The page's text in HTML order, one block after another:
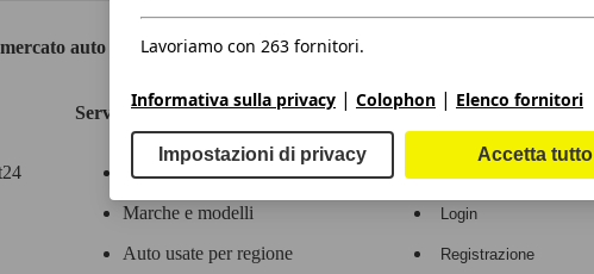
auto europeo.
Servizi
Contatti
Marche e modelli
Auto usate per regione
Area rivenditori
Login
Registrazione
Lavoriamo con 263 fornitori.
Informativa sulla privacy | Colophon | Elenco fornitori
Impostazioni di privacy Accetta tutto